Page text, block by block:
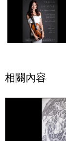
相關內容